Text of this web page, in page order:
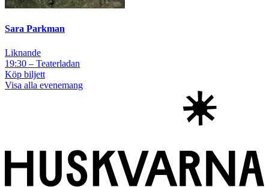
Sara Parkman
Liknande
19:30 – Teaterladan
Köp biljett
Visa alla evenemang